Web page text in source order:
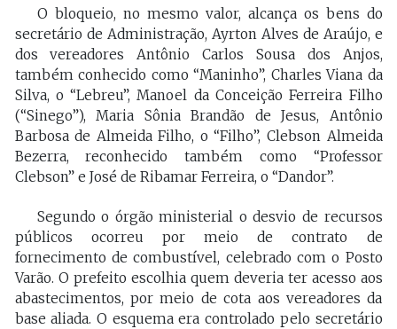
O bloqueio, no mesmo valor, alcança os bens do
secretário de Administração, Ayrton Alves de Araújo, e
dos vereadores Antônio Carlos Sousa dos Anjos,
também conhecido como “Maninho”, Charles Viana da
Silva, o “Lebreu”, Manoel da Conceição Ferreira Filho
(“Sinego”), Maria Sônia Brandão de Jesus, Antônio
Barbosa de Almeida Filho, o “Filho”, Clebson Almeida
Bezerra, reconhecido também como “Professor
Clebson” e José de Ribamar Ferreira, o “Dandor”.
Segundo o órgão ministerial o desvio de recursos
públicos ocorreu por meio de contrato de
fornecimento de combustível, celebrado com o Posto
Varão. O prefeito escolhia quem deveria ter acesso aos
abastecimentos, por meio de cota aos vereadores da
base aliada. O esquema era controlado pelo secretário